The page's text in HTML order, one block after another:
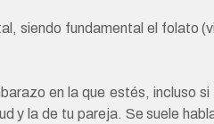
siendo fundamental el folato
en la que estés, incluso si
y la de tu pareja. Se suele